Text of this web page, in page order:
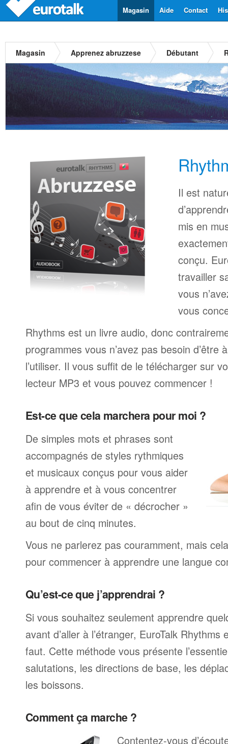
Contact
Aide
Magasin
Magasin Apprenez abruzzese Débutant
Il est
mis en
conçu.
travailler
vous
vous
Rhythms est un livre audio, donc
programmes vous n’avez pas besoin d’être
l’utiliser. Il vous suffit de le télécharger sur
lecteur MP3 et vous pouvez commencer !
Est-ce que cela marchera pour moi ?
De simples mots et phrases sont
accompagnés de styles rythmiques
et musicaux conçus pour vous aider
à apprendre et à vous concentrer
afin de vous éviter de « décrocher »
au bout de cinq minutes.
Vous ne parlerez pas couramment, mais
pour commencer à apprendre une langue
Qu’est-ce que j’apprendrai ?
Si vous souhaitez seulement apprendre
avant d’aller à l’étranger, EuroTalk Rhythms
faut. Cette méthode vous présente
salutations, les directions de base, les
les boissons.
Comment ça marche ?
Contentez-vous